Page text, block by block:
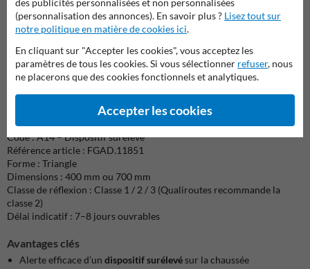
Utilisés pour préciser ou compléter l’information des panneaux
principaux (distance, conditions, restrictions).
Associer ces panneaux à votre A14 améliore non seulement la
sécurité routière, mais aussi la clarté des informations transmises
aux usagers.
Caractéristiques techniques
Norme / Gamme : G2000 – Série A (danger)
Code : A14 – Dispositif surélevé
Référence article : FGAD.11851
Forme : Triangle
Dimensions : 400 mm ou 700 mm
Classe de réflexion : Classe 1 / 2 / 3 (Qualiroutes recommande la
classe 2)
Délai indicatif : 7–8 jours ouvrables
Avantages clés
Alerte efficace d’un dispositif surélevésur la chaussée
des publicités personnalisées et non personnalisées
(personnalisation des annonces). En savoir plus ? Lisez tout sur
notre politique en matière de cookies ici.
En cliquant sur "Accepter les cookies", vous acceptez les
paramètres de tous les cookies. Si vous sélectionner refuser, nous
ne placerons que des cookies fonctionnels et analytiques.
Accepter les cookies